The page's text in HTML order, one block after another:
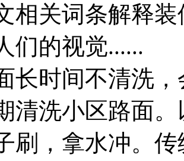
相关词条解释
们的视觉......
长时间不清洗
清洗小区路面
刷，拿水冲。